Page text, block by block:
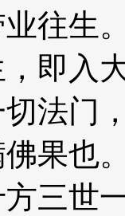
业往生
即入
法门
果也
三世